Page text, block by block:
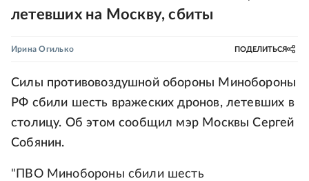
летевших на Москву, сбиты
Ирина Огилько ПОДЕЛИТЬСЯ
Силы противовоздушной обороны Минобороны
РФ сбили шесть вражеских дронов, летевших в
столицу. Об этом сообщил мэр Москвы Сергей
Собянин.
"ПВО Минобороны сбили шесть